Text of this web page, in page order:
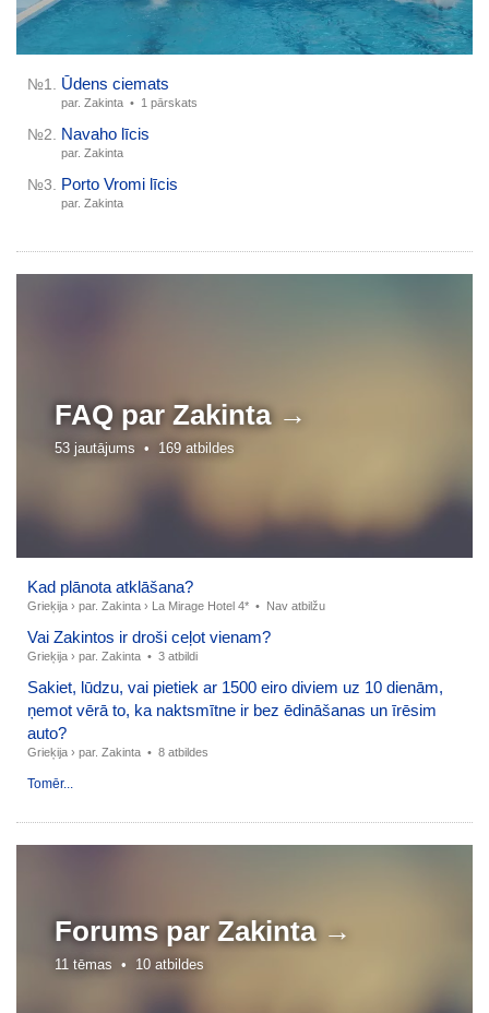
№1. Ūdens ciemats
par. Zakinta • 1 pārskats
№2. Navaho līcis
par. Zakinta
№3. Porto Vromi līcis
par. Zakinta
FAQ par Zakinta →
53 jautājums • 169 atbildes
Kad plānota atklāšana?
Grieķija › par. Zakinta › La Mirage Hotel 4* • Nav atbilžu
Vai Zakintos ir droši ceļot vienam?
Grieķija › par. Zakinta • 3 atbildi
Sakiet, lūdzu, vai pietiek ar 1500 eiro diviem uz 10 dienām,
ņemot vērā to, ka naktsmītne ir bez ēdināšanas un īrēsim
auto?
Grieķija › par. Zakinta • 8 atbildes
Tomēr...
Forums par Zakinta →
11 tēmas • 10 atbildes